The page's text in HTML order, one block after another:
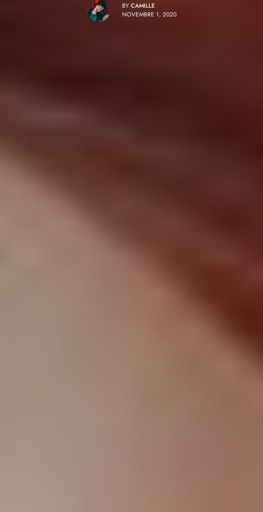
BY CAMILLE
NOVEMBRE 1, 2020